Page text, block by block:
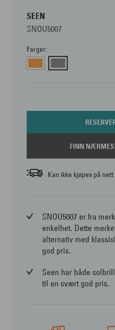
SEEN
SNOU5007
Farger:
FINN
Kan ikke kjøpes på nett
SNOU5007 er fra
enkelhet. Dette
alternativ med
god pris.
Seen har både
til en svært god pris.